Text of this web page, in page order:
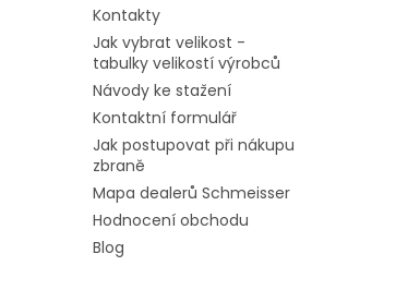
Kontakty
Jak vybrat velikost -
tabulky velikostí výrobců
Návody ke stažení
Kontaktní formulář
Jak postupovat při nákupu
zbraně
Mapa dealerů Schmeisser
Hodnocení obchodu
Blog